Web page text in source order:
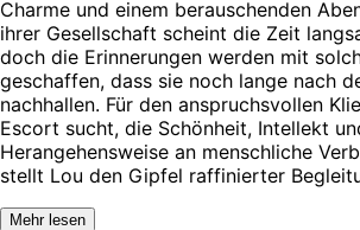
Charme und einem berauschenden
ihrer Gesellschaft scheint die Zeit
doch die Erinnerungen werden mit
geschaffen, dass sie noch lange nach
nachhallen. Für den anspruchsvollen
Escort sucht, die Schönheit, Intellekt
Herangehensweise an menschliche
stellt Lou den Gipfel raffinierter
Mehr lesen